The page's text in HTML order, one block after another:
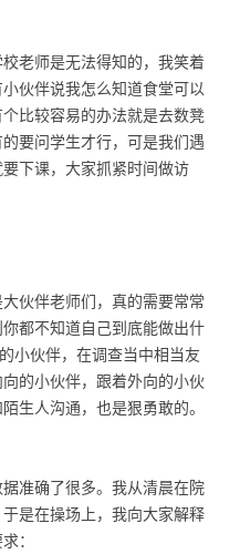
老师是无法得知的，我笑着
伙伴说我怎么知道食堂可以
比较容易的办法就是去数凳
要问学生才行，可是我们遇
下课，大家抓紧时间做访
伙伴老师们，真的需要常常
都不知道自己到底能做出什
小伙伴，在调查当中相当友
的小伙伴，跟着外向的小伙
生人沟通，也是狠勇敢的。
准确了很多。我从清晨在院
是在操场上，我向大家解释
：